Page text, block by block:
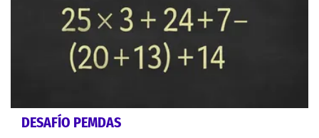
DESAFÍO PEMDAS